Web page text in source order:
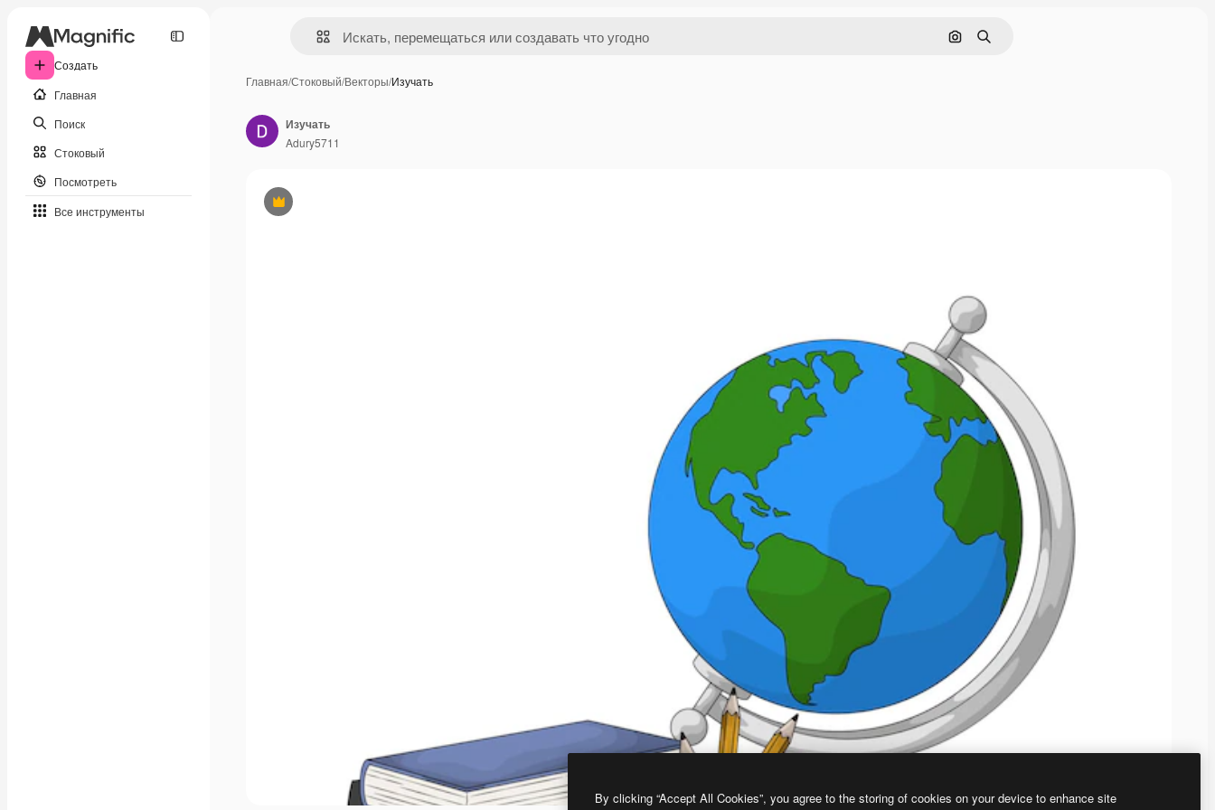
Создать
Главная
Поиск
Стоковый
Посмотреть
Все инструменты
Поиск по изображению
Поиск
Главная/Стоковый/Векторы/Изучать
Премиум
Изучать
Adury5711
By clicking “Accept All Cookies”, you agree to the storing of cookies on your device to enhance site